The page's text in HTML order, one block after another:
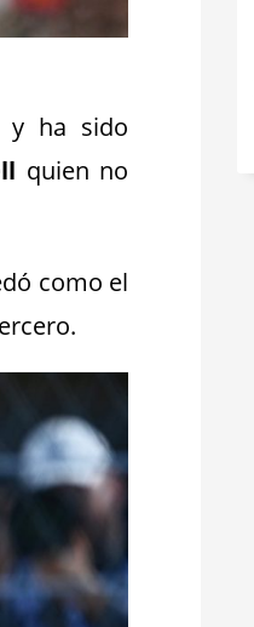
y ha sido
quien no
como el